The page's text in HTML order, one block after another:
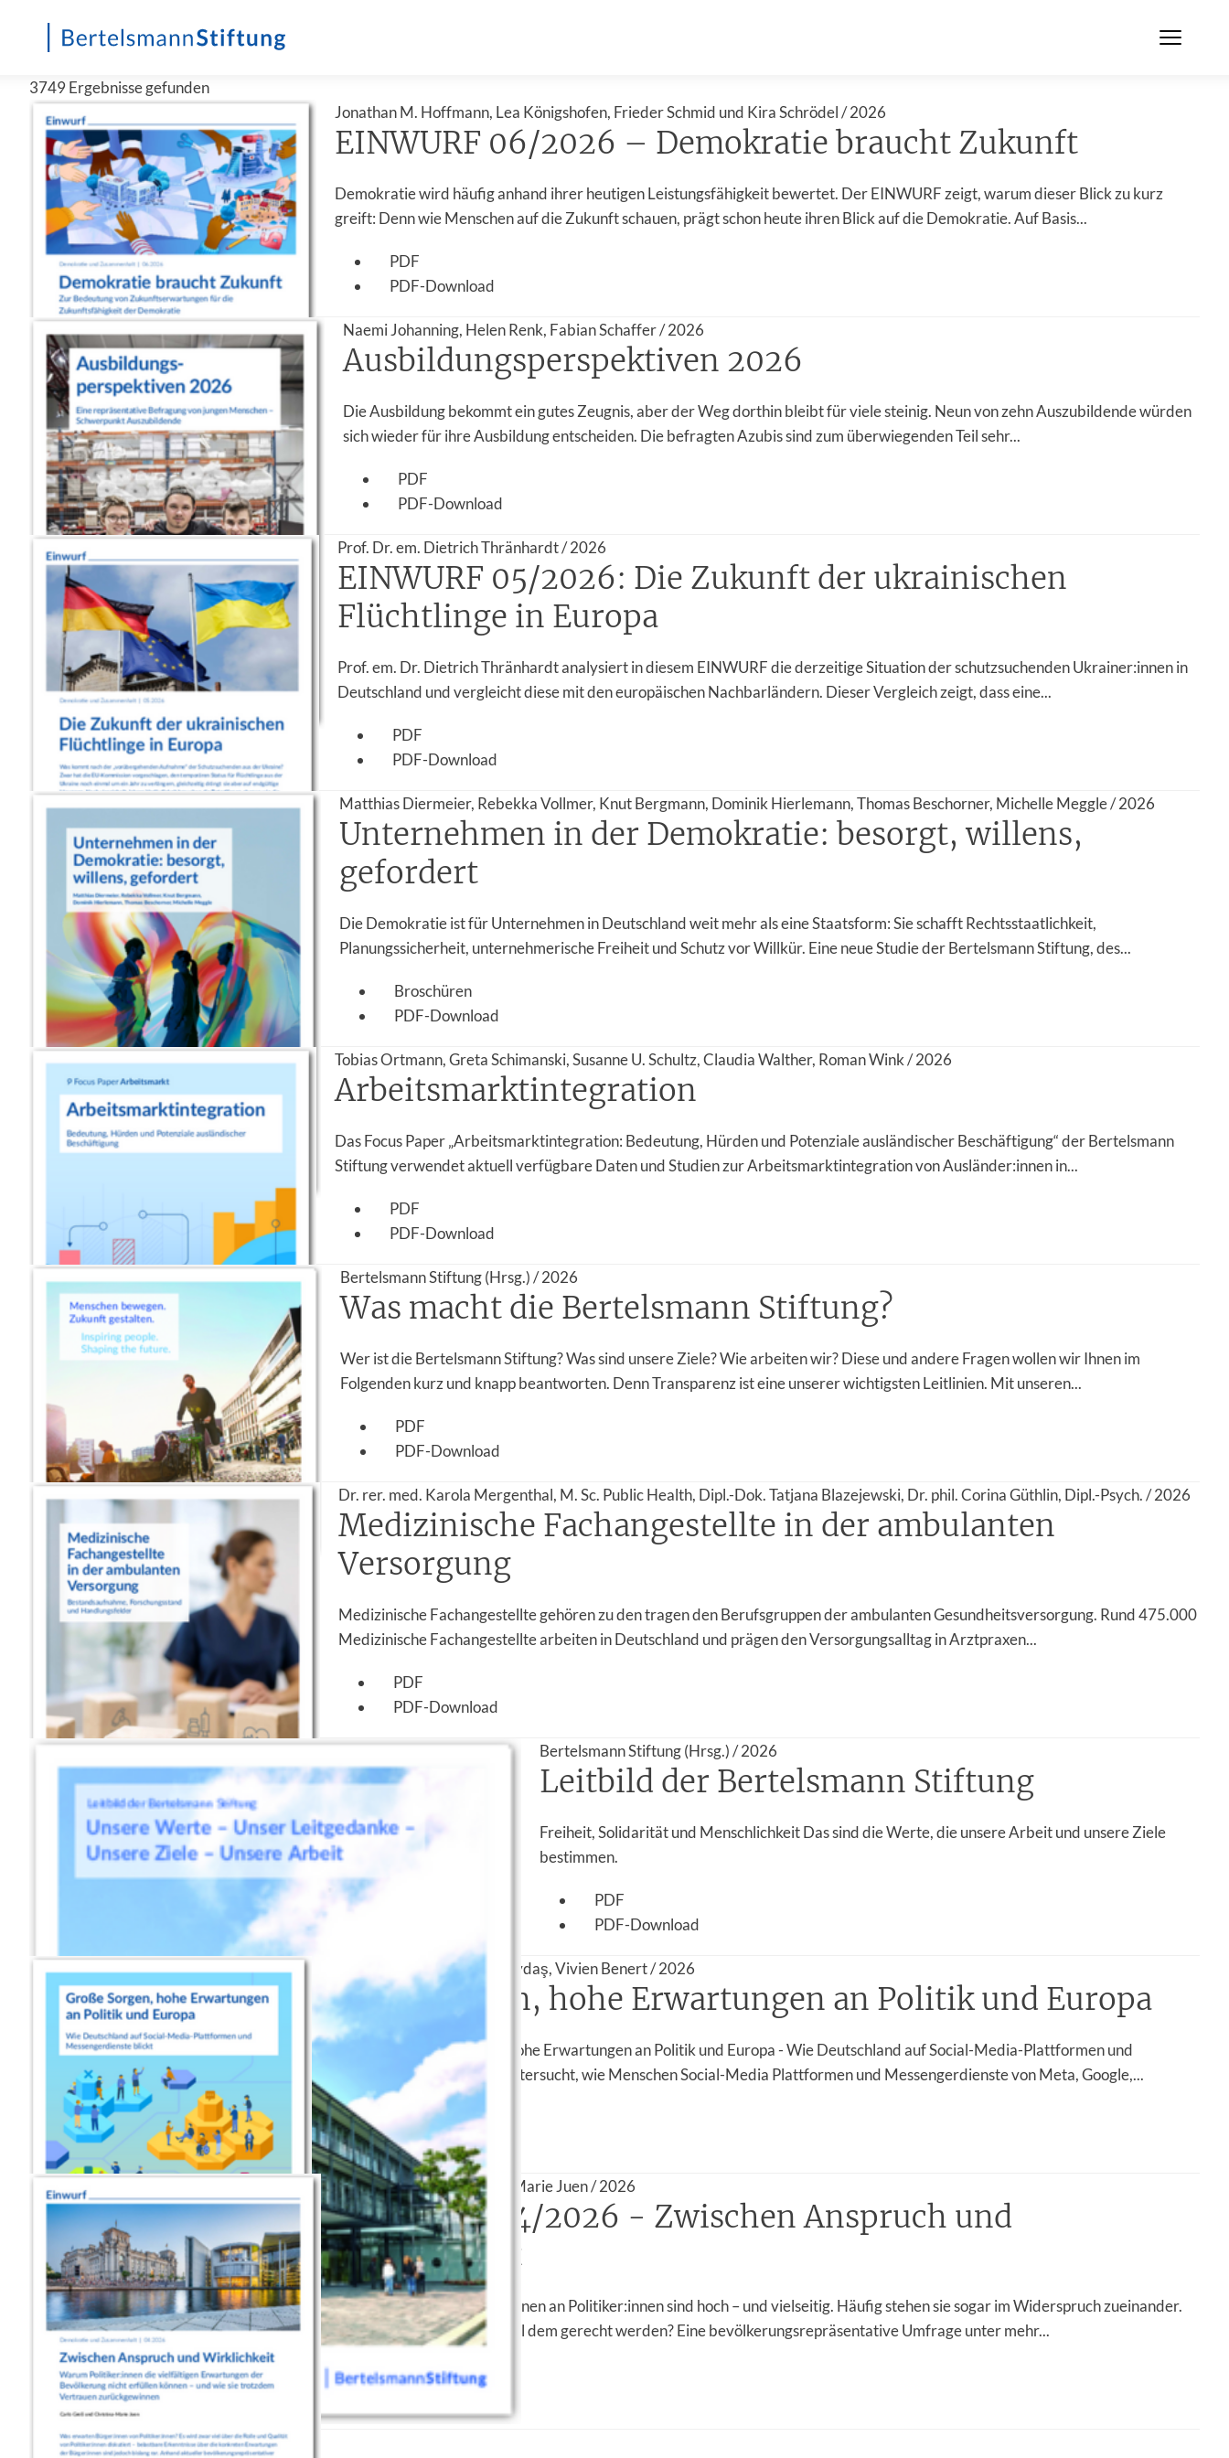
3749 Ergebnisse gefunden
Jonathan M. Hoffmann, Lea Königshofen, Frieder Schmid und Kira Schrödel / 2026
EINWURF 06/2026 – Demokratie braucht Zukunft
Demokratie wird häufig anhand ihrer heutigen Leistungsfähigkeit bewertet. Der EINWURF zeigt, warum dieser Blick zu kurz
greift: Denn wie Menschen auf die Zukunft schauen, prägt schon heute ihren Blick auf die Demokratie. Auf Basis...
PDF
PDF-Download
Naemi Johanning, Helen Renk, Fabian Schaffer / 2026
Ausbildungsperspektiven 2026
Die Ausbildung bekommt ein gutes Zeugnis, aber der Weg dorthin bleibt für viele steinig. Neun von zehn Auszubildende würden
sich wieder für ihre Ausbildung entscheiden. Die befragten Azubis sind zum überwiegenden Teil sehr...
PDF
PDF-Download
Prof. Dr. em. Dietrich Thränhardt / 2026
EINWURF 05/2026: Die Zukunft der ukrainischen
Flüchtlinge in Europa
Prof. em. Dr. Dietrich Thränhardt analysiert in diesem EINWURF die derzeitige Situation der schutzsuchenden Ukrainer:innen in
Deutschland und vergleicht diese mit den europäischen Nachbarländern. Dieser Vergleich zeigt, dass eine...
PDF
PDF-Download
Matthias Diermeier, Rebekka Vollmer, Knut Bergmann, Dominik Hierlemann, Thomas Beschorner, Michelle Meggle / 2026
Unternehmen in der Demokratie: besorgt, willens,
gefordert
Die Demokratie ist für Unternehmen in Deutschland weit mehr als eine Staatsform: Sie schafft Rechtsstaatlichkeit,
Planungssicherheit, unternehmerische Freiheit und Schutz vor Willkür. Eine neue Studie der Bertelsmann Stiftung, des...
Broschüren
PDF-Download
Tobias Ortmann, Greta Schimanski, Susanne U. Schultz, Claudia Walther, Roman Wink / 2026
Arbeitsmarktintegration
Das Focus Paper „Arbeitsmarktintegration: Bedeutung, Hürden und Potenziale ausländischer Beschäftigung“ der Bertelsmann
Stiftung verwendet aktuell verfügbare Daten und Studien zur Arbeitsmarktintegration von Ausländer:innen in...
PDF
PDF-Download
Bertelsmann Stiftung (Hrsg.) / 2026
Was macht die Bertelsmann Stiftung?
Wer ist die Bertelsmann Stiftung? Was sind unsere Ziele? Wie arbeiten wir? Diese und andere Fragen wollen wir Ihnen im
Folgenden kurz und knapp beantworten. Denn Transparenz ist eine unserer wichtigsten Leitlinien. Mit unseren...
PDF
PDF-Download
Dr. rer. med. Karola Mergenthal, M. Sc. Public Health, Dipl.-Dok. Tatjana Blazejewski, Dr. phil. Corina Güthlin, Dipl.-Psych. / 2026
Medizinische Fachangestellte in der ambulanten
Versorgung
Medizinische Fachangestellte gehören zu den tragen den Berufsgruppen der ambulanten Gesundheitsversorgung. Rund 475.000
Medizinische Fachangestellte arbeiten in Deutschland und prägen den Versorgungsalltag in Arztpraxen...
PDF
PDF-Download
Bertelsmann Stiftung (Hrsg.) / 2026
Leitbild der Bertelsmann Stiftung
Freiheit, Solidarität und Menschlichkeit Das sind die Werte, die unsere Arbeit und unsere Ziele
bestimmen.
PDF
PDF-Download
Charlotte Freihse, Asena Soydaş, Vivien Benert / 2026
Große Sorgen, hohe Erwartungen an Politik und Europa
Die Studie „Große Sorgen, hohe Erwartungen an Politik und Europa - Wie Deutschland auf Social-Media-Plattformen und
Messengerdienste blickt“ untersucht, wie Menschen Social-Media Plattformen und Messengerdienste von Meta, Google,...
Broschur
PDF-Download
Carlo Greß und Christina-Marie Juen / 2026
EINWURF 04/2026 - Zwischen Anspruch und
Wirklichkeit
Erwartungen von Bürger:innen an Politiker:innen sind hoch – und vielseitig. Häufig stehen sie sogar im Widerspruch zueinander.
Wie sollen Politiker:innen all dem gerecht werden? Eine bevölkerungsrepräsentative Umfrage unter mehr...
PDF